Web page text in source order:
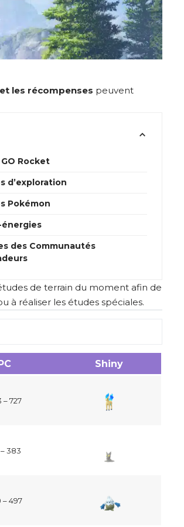
les récompenses peuvent
Rocket
d’exploration
Pokémon
énergies
des Communautés
de terrain du moment afin de
à réaliser les études spéciales.
Shiny
– 727
– 383
– 497